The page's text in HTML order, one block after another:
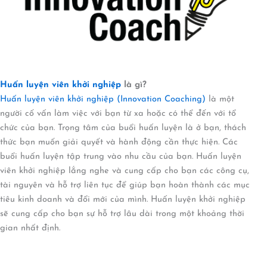
Huấn luyện viên khởi nghiệp là gì?
Huấn luyện viên khởi nghiệp (Innovation Coaching) là một
người cố vấn làm việc với bạn từ xa hoặc có thể đến với tổ
chức của bạn. Trọng tâm của buổi huấn luyện là ở bạn, thách
thức bạn muốn giải quyết và hành động cần thực hiện. Các
buổi huấn luyện tập trung vào nhu cầu của bạn. Huấn luyện
viên khởi nghiệp lắng nghe và cung cấp cho bạn các công cụ,
tài nguyên và hỗ trợ liên tục để giúp bạn hoàn thành các mục
tiêu kinh doanh và đổi mới của mình. Huấn luyện khởi nghiệp
sẽ cung cấp cho bạn sự hỗ trợ lâu dài trong một khoảng thời
gian nhất định.